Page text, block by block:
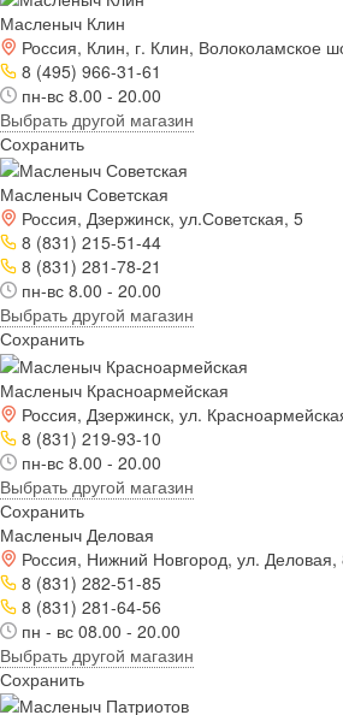
Масленыч Клин
Россия, Клин, г. Клин, Волоколамское
8 (495) 966-31-61
пн-вс 8.00 - 20.00
Выбрать другой магазин
Сохранить
Масленыч Советская
Россия, Дзержинск, ул.Советская, 5
8 (831) 215-51-44
8 (831) 281-78-21
пн-вс 8.00 - 20.00
Выбрать другой магазин
Сохранить
Масленыч Красноармейская
Россия, Дзержинск, ул.
8 (831) 219-93-10
пн-вс 8.00 - 20.00
Выбрать другой магазин
Сохранить
Масленыч Деловая
Россия, Нижний Новгород, ул. Деловая,
8 (831) 282-51-85
8 (831) 281-64-56
пн - вс 08.00 - 20.00
Выбрать другой магазин
Сохранить